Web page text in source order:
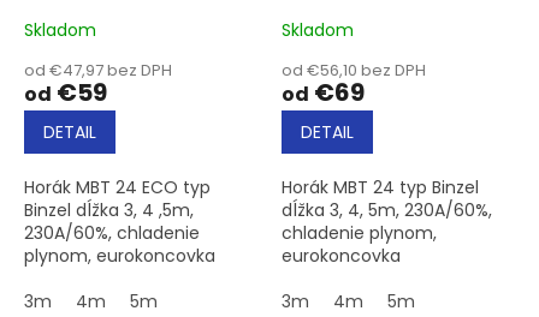
Skladom
od €47,97 bez DPH
od €59
DETAIL
Horák MBT 24 ECO typ
Binzel dĺžka 3, 4 ,5m,
230A/60%, chladenie
plynom, eurokoncovka
3m
4m 5m
Skladom
od €56,10 bez DPH
od €69
DETAIL
Horák MBT 24 typ Binzel
dĺžka 3, 4, 5m, 230A/60%,
chladenie plynom,
eurokoncovka
3m
4m 5m